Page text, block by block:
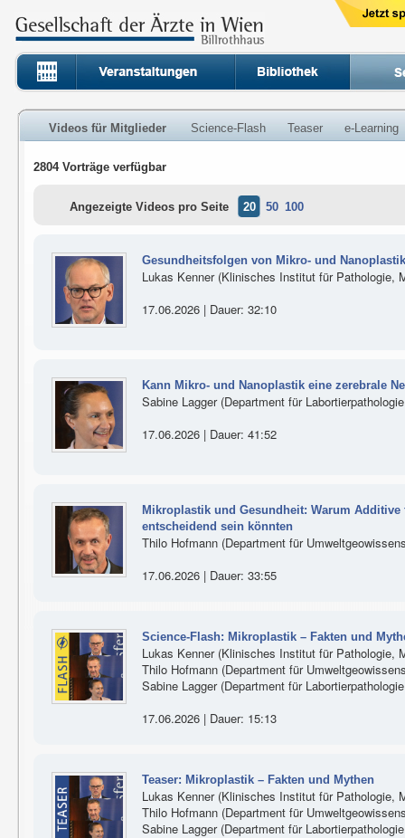
Videos für Mitglieder Science-Flash Teaser e-Learning
2804 Vorträge verfügbar
Angezeigte Videos pro Seite 20 50 100
Gesundheitsfolgen von Mikro- und
Lukas Kenner (Klinisches Institut für Pathologie,
17.06.2026 | Dauer: 32:10
Kann Mikro- und Nanoplastik eine zerebrale
Sabine Lagger (Department für
17.06.2026 | Dauer: 41:52
Mikroplastik und Gesundheit: Warum
entscheidend sein könnten
Thilo Hofmann (Department für
17.06.2026 | Dauer: 33:55
Science-Flash: Mikroplastik – Fakten und
Lukas Kenner (Klinisches Institut für Pathologie,
Thilo Hofmann (Department für
Sabine Lagger (Department für
17.06.2026 | Dauer: 15:13
Teaser: Mikroplastik – Fakten und Mythen
Lukas Kenner (Klinisches Institut für Pathologie,
Thilo Hofmann (Department für
Sabine Lagger (Department für